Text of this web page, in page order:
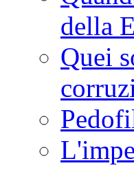
della
Quei